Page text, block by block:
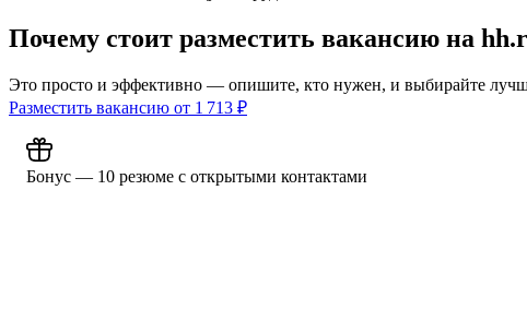
Почему стоит разместить вакансию на
Это просто и эффективно — опишите, кто нужен, и выбирайте
Разместить вакансию от 1 713 ₽
Бонус — 10 резюме с открытыми контактами